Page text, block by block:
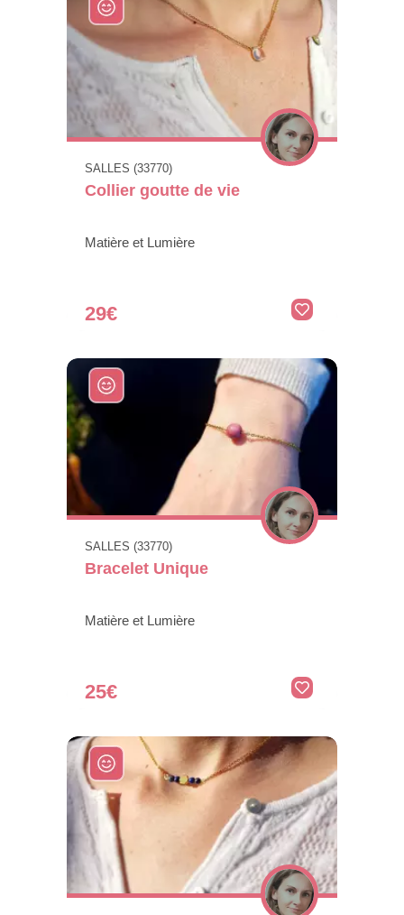
SALLES (33770)
Collier goutte de vie
Matière et Lumière
29€
SALLES (33770)
Bracelet Unique
Matière et Lumière
25€